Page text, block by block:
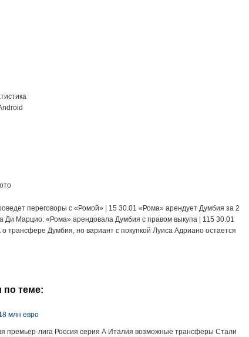
переговоры с «Ромой» | 15 30.01 «Рома» арендует Думбия за 2
Ди Марцио: «Рома» арендовала Думбия с правом выкупа | 115 30.01
трансфере Думбия, но вариант с покупкой Луиса Адриано остается
по теме:
млн евро
премьер-лига Россия серия А Италия возможные трансферы Стали